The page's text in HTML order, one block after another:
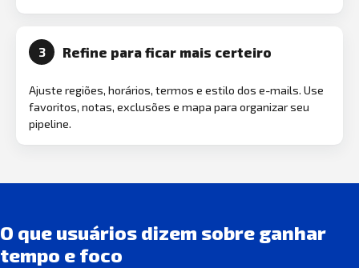
3 Refine para ficar mais certeiro
Ajuste regiões, horários, termos e estilo dos e-mails. Use
favoritos, notas, exclusões e mapa para organizar seu
pipeline.
O que usuários dizem sobre ganhar
tempo e foco